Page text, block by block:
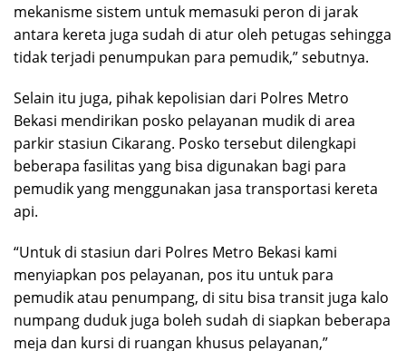
mekanisme sistem untuk memasuki peron di jarak
antara kereta juga sudah di atur oleh petugas sehingga
tidak terjadi penumpukan para pemudik,” sebutnya.
Selain itu juga, pihak kepolisian dari Polres Metro
Bekasi mendirikan posko pelayanan mudik di area
parkir stasiun Cikarang. Posko tersebut dilengkapi
beberapa fasilitas yang bisa digunakan bagi para
pemudik yang menggunakan jasa transportasi kereta
api.
“Untuk di stasiun dari Polres Metro Bekasi kami
menyiapkan pos pelayanan, pos itu untuk para
pemudik atau penumpang, di situ bisa transit juga kalo
numpang duduk juga boleh sudah di siapkan beberapa
meja dan kursi di ruangan khusus pelayanan,”